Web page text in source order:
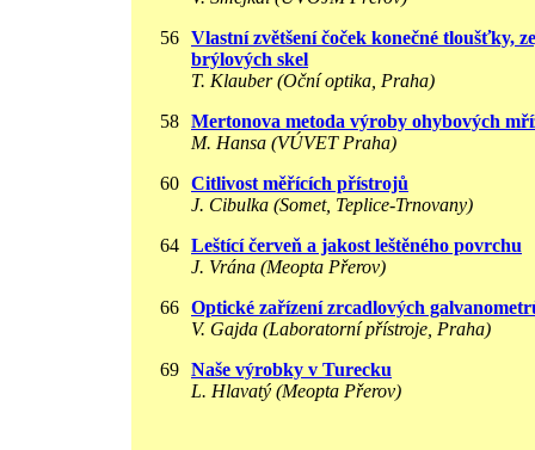
56 Vlastní zvětšení čoček konečné tloušťky,
brýlových skel
T. Klauber (Oční optika, Praha)
58 Mertonova metoda výroby ohybových
M. Hansa (VÚVET Praha)
60 Citlivost měřících přístrojů
J. Cibulka (Somet, Teplice-Trnovany)
64 Leštící červeň a jakost leštěného povrchu
J. Vrána (Meopta Přerov)
66 Optické zařízení zrcadlových
V. Gajda (Laboratorní přístroje, Praha)
69 Naše výrobky v Turecku
L. Hlavatý (Meopta Přerov)